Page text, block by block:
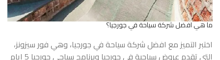
ما هي افضل شركة سياحة في جورجيا؟
اختبر التميز مع افضل شركة سياحة في جورجيا، وهي فور سيزونز،
التي تقدم عروض سياحية في جورجيا وبرنامج سياحي جورجيا 5 ايام